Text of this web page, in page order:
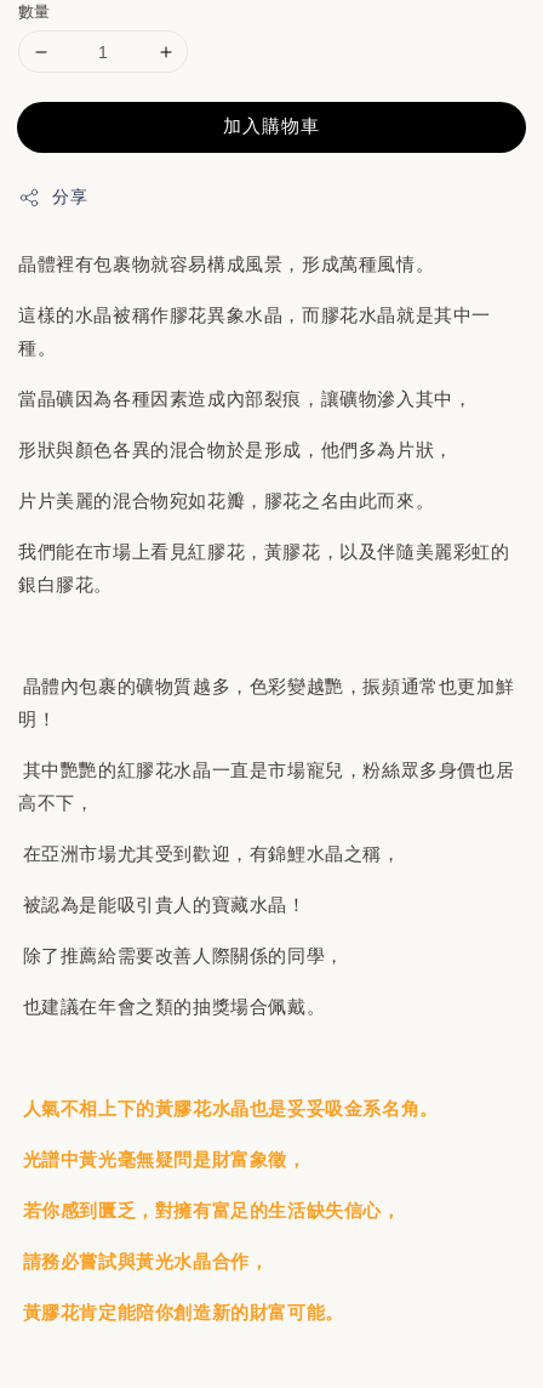
數量
加入購物車
分享
晶體裡有包裹物就容易構成風景，形成萬種風情。
這樣的水晶被稱作膠花異象水晶，而膠花水晶就是其中一
種。
當晶礦因為各種因素造成內部裂痕，讓礦物滲入其中，
形狀與顏色各異的混合物於是形成，他們多為片狀，
片片美麗的混合物宛如花瓣，膠花之名由此而來。
我們能在市場上看見紅膠花，黃膠花，以及伴隨美麗彩虹的
銀白膠花。
晶體內包裹的礦物質越多，色彩變越艷，振頻通常也更加鮮
明！
其中艷艷的紅膠花水晶一直是市場寵兒，粉絲眾多身價也居
高不下，
在亞洲市場尤其受到歡迎，有錦鯉水晶之稱，
被認為是能吸引貴人的寶藏水晶！
除了推薦給需要改善人際關係的同學，
也建議在年會之類的抽獎場合佩戴。
人氣不相上下的黃膠花水晶也是妥妥吸金系名角。
光譜中黃光毫無疑問是財富象徵，
若你感到匱乏，對擁有富足的生活缺失信心，
請務必嘗試與黃光水晶合作，
黃膠花肯定能陪你創造新的財富可能。